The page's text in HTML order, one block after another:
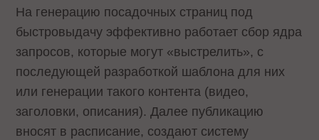
На генерацию посадочных страниц под
быстровыдачу эффективно работает сбор ядра
запросов, которые могут «выстрелить», с
последующей разработкой шаблона для них
или генерации такого контента (видео,
заголовки, описания). Далее публикацию
вносят в расписание, создают систему